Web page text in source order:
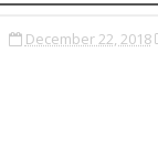
December 22, 2018